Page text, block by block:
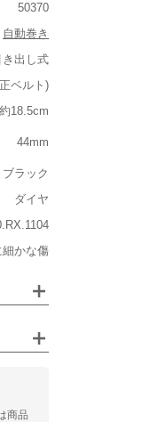
50370
自動巻き
き出し式
ベルト)
約18.5cm
44mm
ブラック
ダイヤ
かな傷
あり
大きい
ネス
商品